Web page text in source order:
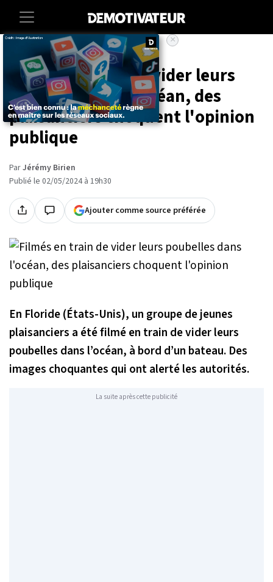
Societe Environnement
Filmés en train de vider leurs
poubelles dans l'océan, des
plaisanciers choquent l'opinion
publique
ParJérémy Birien
Publié le 02/05/2024 à 19h30
Ajouter comme source préférée
En Floride (États-Unis), un groupe de jeunes
plaisanciers a été filmé en train de vider leurs
poubelles dans l’océan, à bord d’un bateau. Des
images choquantes qui ont alerté les autorités.
La suite après cette publicité
×